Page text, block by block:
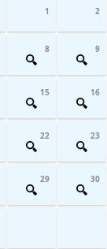
1 2
8 9
15 16
22 23
29 30